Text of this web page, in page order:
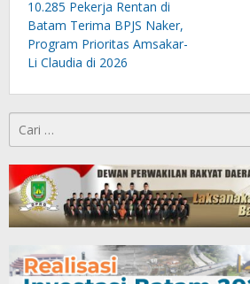
10.285 Pekerja Rentan di
Batam Terima BPJS Naker,
Program Prioritas Amsakar-
Li Claudia di 2026
untuk: